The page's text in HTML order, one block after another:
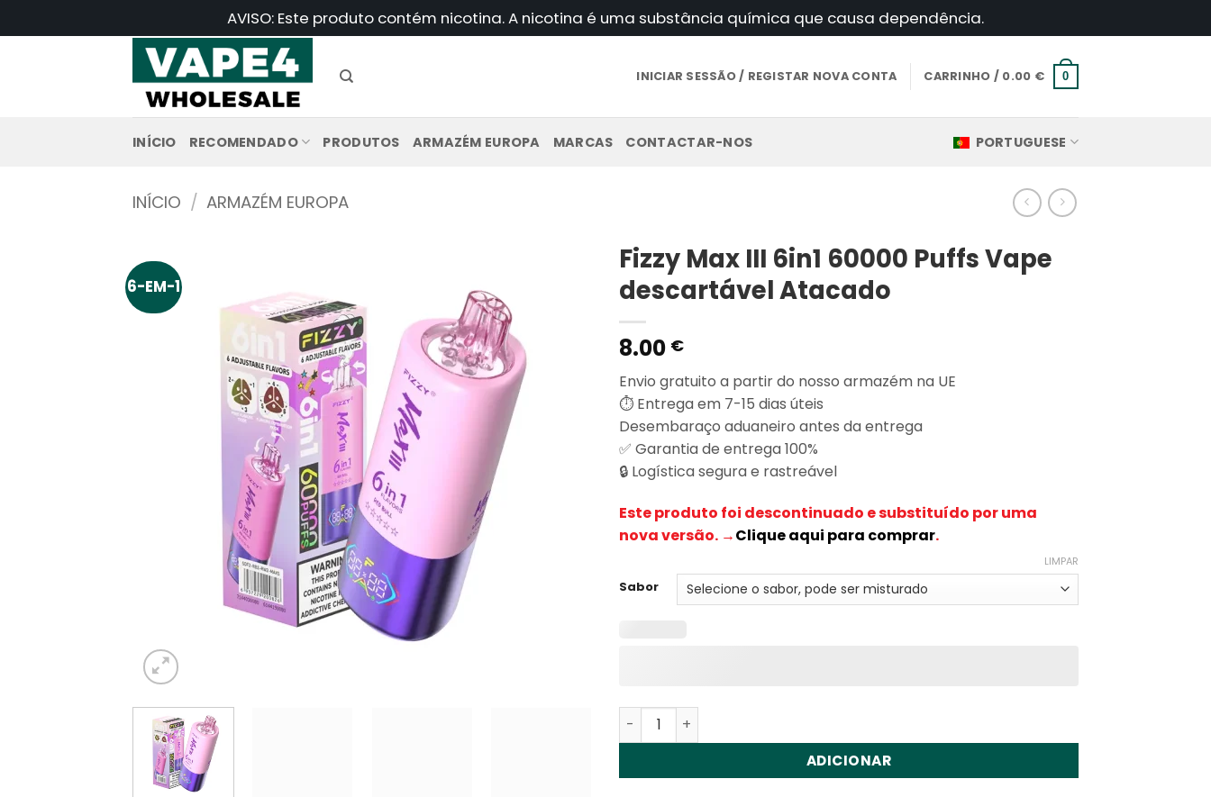
para
AVISO: Este produto contém nicotina. A nicotina é uma substância química que causa dependência.
INICIAR SESSÃO / REGISTAR NOVA CONTA CARRINHO / 0.00 € 0
INÍCIO RECOMENDADO PRODUTOS ARMAZÉM EUROPA MARCAS CONTACTAR-NOS PORTUGUESE
INÍCIO / ARMAZÉM EUROPA
6-EM-1
Fizzy Max III 6in1 60000 Puffs Vape
descartável Atacado
8.00 €
Envio gratuito a partir do nosso armazém na UE
⏱️ Entrega em 7-15 dias úteis
Desembaraço aduaneiro antes da entrega
✅ Garantia de entrega 100%
🔒 Logística segura e rastreável
Este produto foi descontinuado e substituído por uma
nova versão. →Clique aqui para comprar.
Sabor
LIMPAR
Quantidade de Fizzy Max III 6in1 60000 Puffs Disposable Vape Wholesale
ADICIONAR